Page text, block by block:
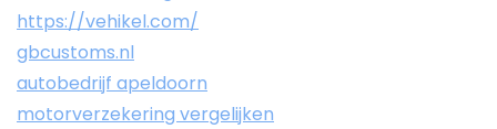
https://vehikel.com/
gbcustoms.nl
autobedrijf apeldoorn
motorverzekering vergelijken